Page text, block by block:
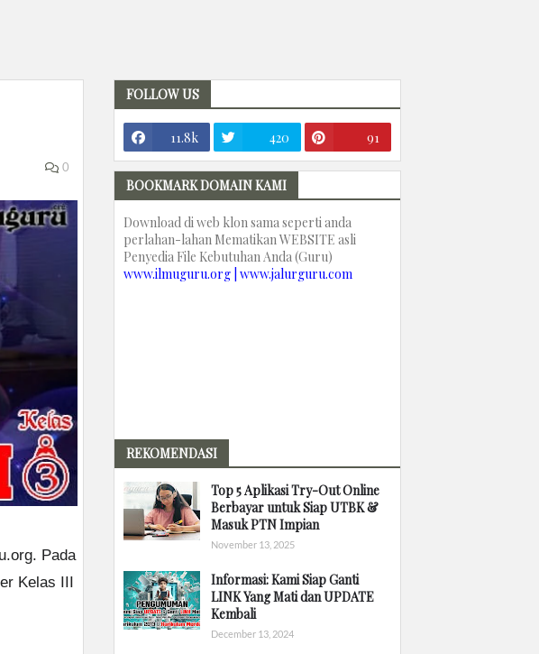
0
Pada
Kelas III
FOLLOW US
11.8k 420 91
BOOKMARK DOMAIN KAMI
Download di web klon sama seperti anda
perlahan-lahan Mematikan WEBSITE asli
Penyedia File Kebutuhan Anda (Guru)
www.ilmuguru.org | www.jalurguru.com
REKOMENDASI
Top 5 Aplikasi Try-Out Online
Berbayar untuk Siap UTBK &
Masuk PTN Impian
November 13, 2025
Informasi: Kami Siap Ganti
LINK Yang Mati dan UPDATE
Kembali
December 13, 2024